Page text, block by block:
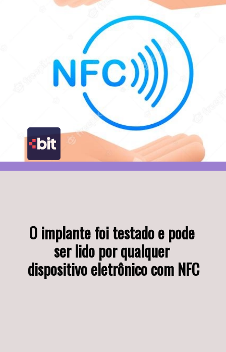
O implante foi testado e pode
ser lido por qualquer
dispositivo eletrônico com NFC